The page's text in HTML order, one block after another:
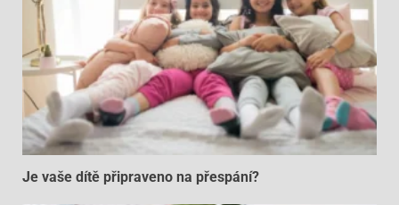
Je vaše dítě připraveno na přespání?